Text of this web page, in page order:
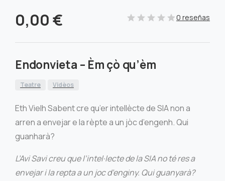
0,00€ 0 reseñas
Endonvieta – Èm çò qu’èm
Teatre Vidèos
Eth Vielh Sabent cre qu’er intellècte de SIA non a
arren a envejar e la rèpte a un jòc d’engenh. Qui
guanharà?
L’Avi Savi creu que l’intel·lecte de la SIA no té res a
envejar i la repta a un joc d’enginy. Qui guanyarà?